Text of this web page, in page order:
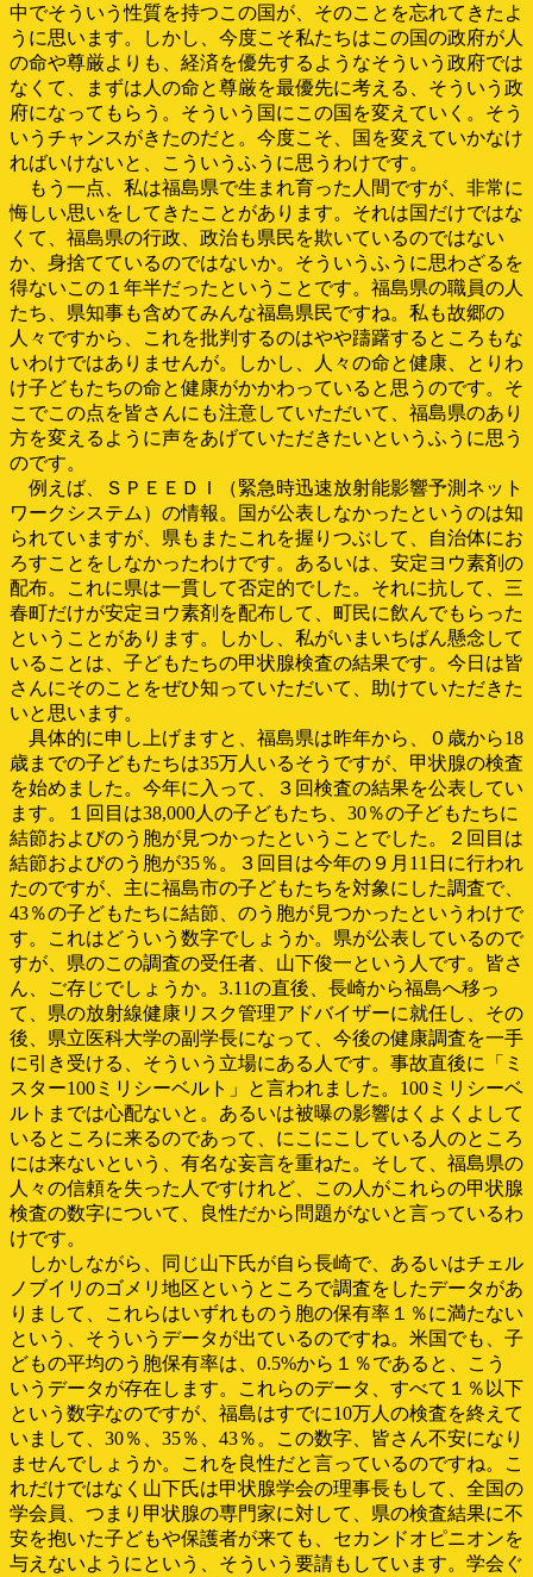
中でそういう性質を持つこの国が、そのことを忘れてきたよ
うに思います。しかし、今度こそ私たちはこの国の政府が人
の命や尊厳よりも、経済を優先するようなそういう政府では
なくて、まずは人の命と尊厳を最優先に考える、そういう政
府になってもらう。そういう国にこの国を変えていく。そう
いうチャンスがきたのだと。今度こそ、国を変えていかなけ
ればいけないと、こういうふうに思うわけです。
もう一点、私は福島県で生まれ育った人間ですが、非常に
悔しい思いをしてきたことがあります。それは国だけではな
くて、福島県の行政、政治も県民を欺いているのではない
か、身捨てているのではないか。そういうふうに思わざるを
得ないこの１年半だったということです。福島県の職員の人
たち、県知事も含めてみんな福島県民ですね。私も故郷の
人々ですから、これを批判するのはやや躊躇するところもな
いわけではありませんが。しかし、人々の命と健康、とりわ
け子どもたちの命と健康がかかわっていると思うのです。そ
こでこの点を皆さんにも注意していただいて、福島県のあり
方を変えるように声をあげていただきたいというふうに思う
のです。
例えば、ＳＰＥＥＤＩ（緊急時迅速放射能影響予測ネット
ワークシステム）の情報。国が公表しなかったというのは知
られていますが、県もまたこれを握りつぶして、自治体にお
ろすことをしなかったわけです。あるいは、安定ヨウ素剤の
配布。これに県は一貫して否定的でした。それに抗して、三
春町だけが安定ヨウ素剤を配布して、町民に飲んでもらった
ということがあります。しかし、私がいまいちばん懸念して
いることは、子どもたちの甲状腺検査の結果です。今日は皆
さんにそのことをぜひ知っていただいて、助けていただきた
いと思います。
具体的に申し上げますと、福島県は昨年から、０歳から18
歳までの子どもたちは35万人いるそうですが、甲状腺の検査
を始めました。今年に入って、３回検査の結果を公表してい
ます。１回目は38,000人の子どもたち、30％の子どもたちに
結節およびのう胞が見つかったということでした。２回目は
結節およびのう胞が35％。３回目は今年の９月11日に行われ
たのですが、主に福島市の子どもたちを対象にした調査で、
43％の子どもたちに結節、のう胞が見つかったというわけで
す。これはどういう数字でしょうか。県が公表しているので
すが、県のこの調査の受任者、山下俊一という人です。皆さ
ん、ご存じでしょうか。3.11の直後、長崎から福島へ移っ
て、県の放射線健康リスク管理アドバイザーに就任し、その
後、県立医科大学の副学長になって、今後の健康調査を一手
に引き受ける、そういう立場にある人です。事故直後に「ミ
スター100ミリシーベルト」と言われました。100ミリシーベ
ルトまでは心配ないと。あるいは被曝の影響はくよくよして
いるところに来るのであって、にこにこしている人のところ
には来ないという、有名な妄言を重ねた。そして、福島県の
人々の信頼を失った人ですけれど、この人がこれらの甲状腺
検査の数字について、良性だから問題がないと言っているわ
けです。
しかしながら、同じ山下氏が自ら長崎で、あるいはチェル
ノブイリのゴメリ地区というところで調査をしたデータがあ
りまして、これらはいずれものう胞の保有率１％に満たない
という、そういうデータが出ているのですね。米国でも、子
どもの平均のう胞保有率は、0.5%から１％であると、こう
いうデータが存在します。これらのデータ、すべて１％以下
という数字なのですが、福島はすでに10万人の検査を終えて
いまして、30％、35％、43％。この数字、皆さん不安になり
ませんでしょうか。これを良性だと言っているのですね。こ
れだけではなく山下氏は甲状腺学会の理事長もして、全国の
学会員、つまり甲状腺の専門家に対して、県の検査結果に不
安を抱いた子どもや保護者が来ても、セカンドオピニオンを
与えないようにという、そういう要請もしています。学会ぐ